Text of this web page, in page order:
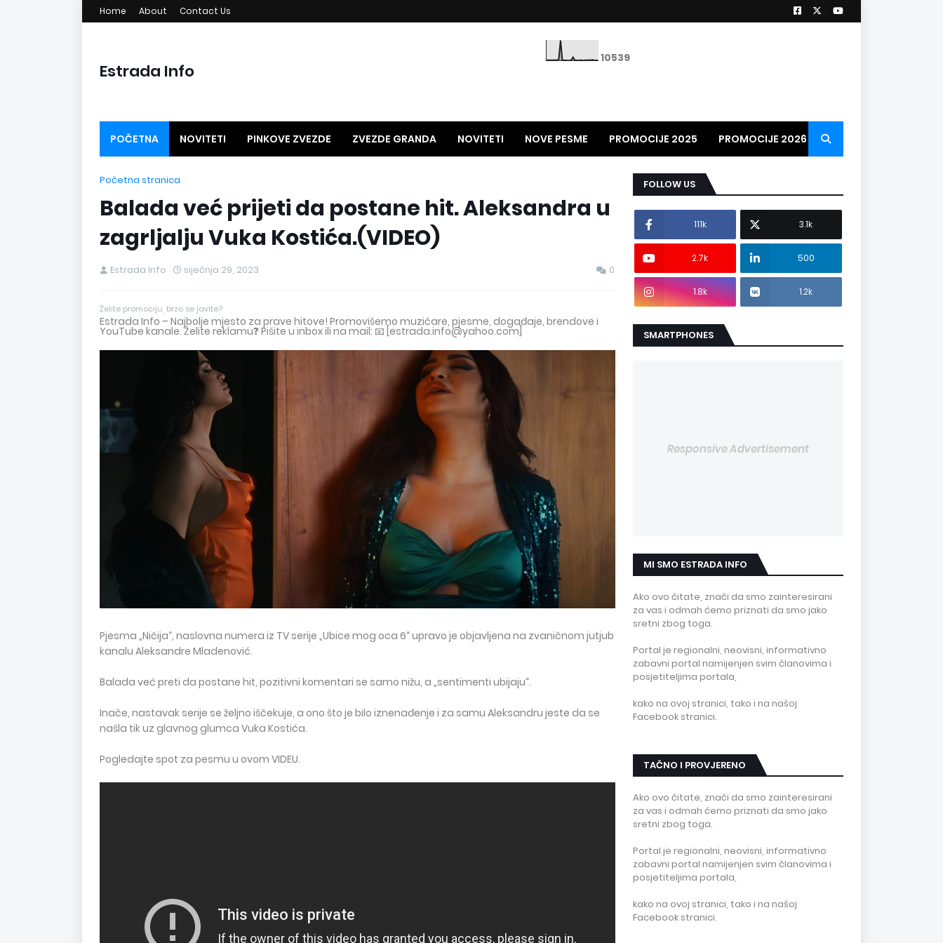
Home About Contact Us
Estrada Info
10539
POČETNA NOVITETI PINKOVE ZVEZDE ZVEZDE GRANDA NOVITETI NOVE PESME PROMOCIJE 2025 PROMOCIJE 2026
GLAVNO NA ESTRADI PROMO VIDEO
Početna stranica
Balada već prijeti da postane hit. Aleksandra u
zagrljalju Vuka Kostića.(VIDEO)
Estrada Info siječnja 29, 2023 0
Želite promociju, brzo se javite?
Estrada Info – Najbolje mjesto za prave hitove! Promovišemo muzičare, pjesme, događaje, brendove i
YouTube kanale. Želite reklamu❓ Pišite u inbox ili na mail: 📧 [estrada.info@yahoo.com]
Pjesma „Ničija“, naslovna numera iz TV serije „Ubice mog oca 6“ upravo je objavljena na zvaničnom jutjub
kanalu Aleksandre Mladenović.
Balada već preti da postane hit, pozitivni komentari se samo nižu, a „sentimenti ubijaju“.
Inače, nastavak serije se željno iščekuje, a ono što je bilo iznenađenje i za samu Aleksandru jeste da se
našla tik uz glavnog glumca Vuka Kostića.
Pogledajte spot za pesmu u ovom VIDEU.
FOLLOW US
111k 3.1k
2.7k 500
1.8k 1.2k
SMARTPHONES
Responsive Advertisement
MI SMO ESTRADA INFO
Ako ovo čitate, znači da smo zainteresirani
za vas i odmah ćemo priznati da smo jako
sretni zbog toga.
Portal je regionalni, neovisni, informativno
zabavni portal namijenjen svim članovima i
posjetiteljima portala,
kako na ovoj stranici, tako i na našoj
Facebook stranici.
TAČNO I PROVJERENO
Ako ovo čitate, znači da smo zainteresirani
za vas i odmah ćemo priznati da smo jako
sretni zbog toga.
Portal je regionalni, neovisni, informativno
zabavni portal namijenjen svim članovima i
posjetiteljima portala,
kako na ovoj stranici, tako i na našoj
Facebook stranici.